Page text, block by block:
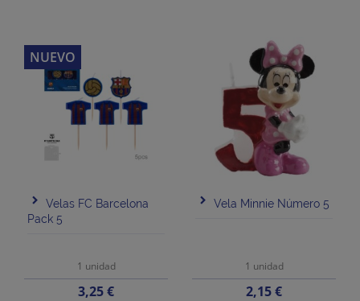
Velas FC Barcelona
Pack 5
1 unidad
Precio
3,25 €
NUEVO
Vela Minnie Número 5
1 unidad
Precio
2,15 €